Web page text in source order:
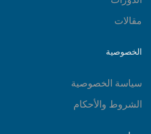
مقالات
الخصوصية
سياسة الخصوصية
الشروط والأحكام